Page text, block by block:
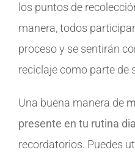
los puntos de
manera, todos
proceso y se sentirán
reciclaje como parte de
Una buena manera de
presente en tu rutina
recordatorios. Puedes